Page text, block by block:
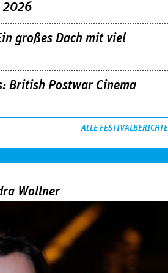
2026
großes Dach mit viel
British Postwar Cinema
ALLE FESTIVALBERICHTE
Wollner